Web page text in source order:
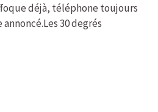
déjà, téléphone toujours
30 degrés